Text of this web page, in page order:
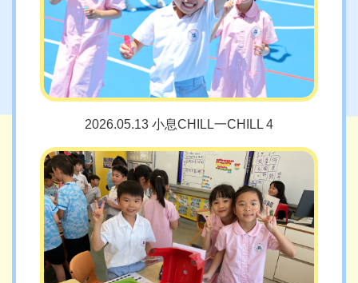
2026.05.13 小息CHILL一CHILL 4